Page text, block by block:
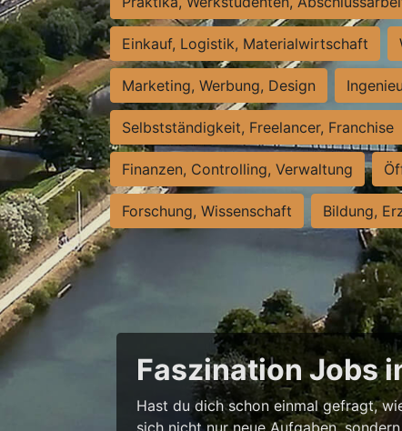
Einkauf, Logistik, Materialwirtschaft
Marketing, Werbung, Design
Selbstständigkeit, Freelancer, Franchise
Finanzen, Controlling, Verwaltung
Forschung, Wissenschaft Bildung,
Faszination Jobs
Hast du dich schon einmal gefragt,